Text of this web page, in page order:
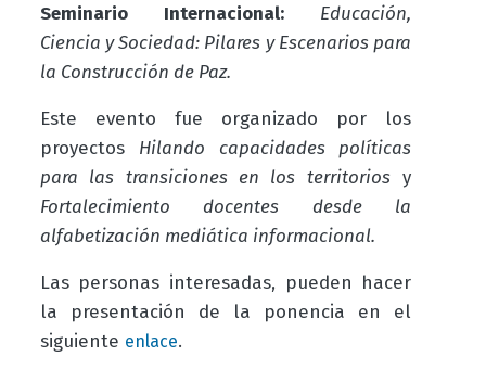
Seminario Internacional: Educación,
Ciencia y Sociedad: Pilares y Escenarios para
la Construcción de Paz.
Este evento fue organizado por los
proyectos Hilando capacidades políticas
para las transiciones en los territoriosy
Fortalecimiento docentes desde la
alfabetización mediática informacional.
Las personas interesadas, pueden hacer
la presentación de la ponencia en el
siguiente enlace.